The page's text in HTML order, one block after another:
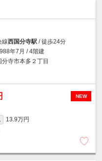
線西国分寺駅 / 徒歩24分
年7月 / 4階建
分寺市本多２丁目
NEW
13.9万円